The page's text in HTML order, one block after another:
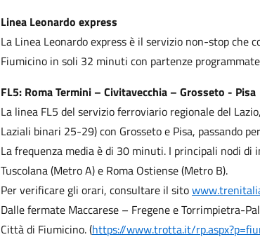
Linea Leonardo express
La Linea Leonardo express è il servizio non-stop che
Fiumicino in soli 32 minuti con partenze
FL5: Roma Termini – Civitavecchia – Grosseto - Pisa
La linea FL5 del servizio ferroviario regionale del
Laziali binari 25-29) con Grosseto e Pisa, passando
La frequenza media è di 30 minuti. I principali nodi
Tuscolana (Metro A) e Roma Ostiense (Metro B).
Per verificare gli orari, consultare il sito
Dalle fermate Maccarese – Fregene e Torrimpietra-
Città di Fiumicino. (https://www.trotta.it/